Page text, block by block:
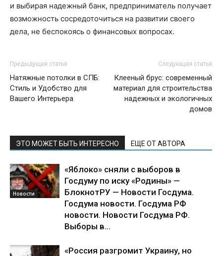
и выбирая надежный банк, предприниматель получает
возможность сосредоточиться на развитии своего
дела, не беспокоясь о финансовых вопросах.
Предыдущая статья
Натяжные потолки в СПБ:
Стиль и Удобство для
Вашего Интерьера
Следующая статья
Клееный брус: современный
материал для строительства
надежных и экологичных
домов
ЭТО МОЖЕТ БЫТЬ ИНТЕРЕСНО ЕЩЕ ОТ АВТОРА
Новости
«Яблоко» сняли с выборов в
Госдуму по иску «Родины» —
БлокнотРУ — Новости Госдума.
Госдума новости. Госдума РФ
новости. Новости Госдума РФ.
Выборы в...
«Россия разгромит Украину, но